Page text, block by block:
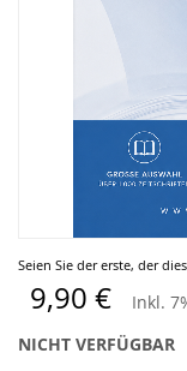
Seien Sie der erste, der
9,90 € Inkl.
NICHT VERFÜGBAR
Zum
Anfang
der
Bildergalerie
springen